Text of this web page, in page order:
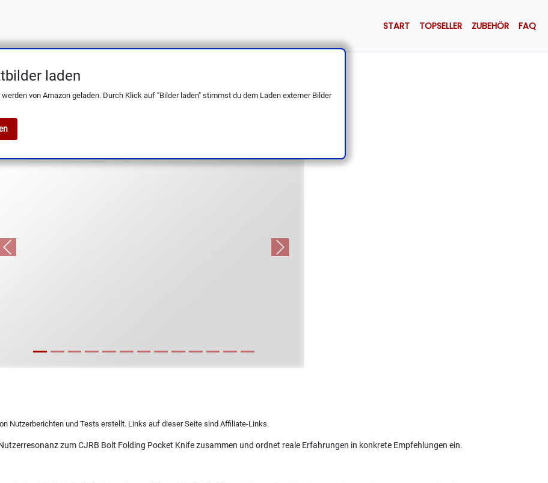
laden
von Amazon geladen. Durch Klick auf "Bilder laden" stimmst du dem Laden externer Bilder
START TOPSELLER ZUBEHÖR FAQ
Bolt: 3.25'' AR-RPM9 Klinge, G10 Griff, Recoil Lock
Previous Next
Nutzerberichten und Tests erstellt. Links auf dieser Seite sind Affiliate-Links.
zum CJRB Bolt Folding Pocket Knife zusammen und ordnet reale Erfahrungen in konkrete Empfehlungen ein.